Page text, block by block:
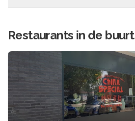
Restaurants in de buurt